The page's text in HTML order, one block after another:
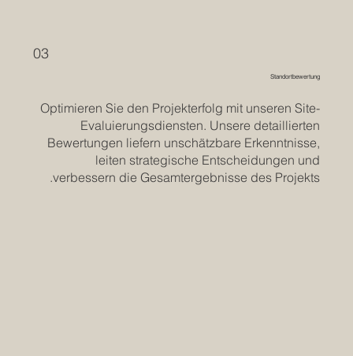
03
Standortbewertung
Optimieren Sie den Projekterfolg mit unseren Site-
Evaluierungsdiensten. Unsere detaillierten
Bewertungen liefern unschätzbare Erkenntnisse,
leiten strategische Entscheidungen und
verbessern die Gesamtergebnisse des Projekts.